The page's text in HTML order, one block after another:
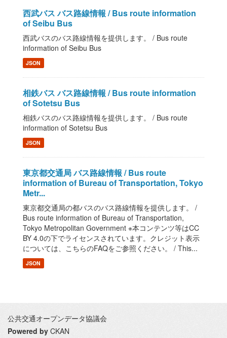
西武バス バス路線情報 / Bus route information
of Seibu Bus
西武バスのバス路線情報を提供します。 / Bus route
information of Seibu Bus
JSON
相鉄バス バス路線情報 / Bus route information
of Sotetsu Bus
相鉄バスのバス路線情報を提供します。 / Bus route
information of Sotetsu Bus
JSON
東京都交通局 バス路線情報 / Bus route
information of Bureau of Transportation, Tokyo
Metr...
東京都交通局の都バスのバス路線情報を提供します。 /
Bus route information of Bureau of Transportation,
Tokyo Metropolitan Government ※本コンテンツ等はCC
BY 4.0の下でライセンスされています。クレジット表示
については、こちらのFAQをご参照ください。 / This...
JSON
公共交通オープンデータ協議会
Powered by CKAN